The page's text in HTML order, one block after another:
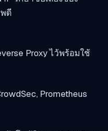
ดี
Proxy ไว้พร้อมใช้
Prometheus